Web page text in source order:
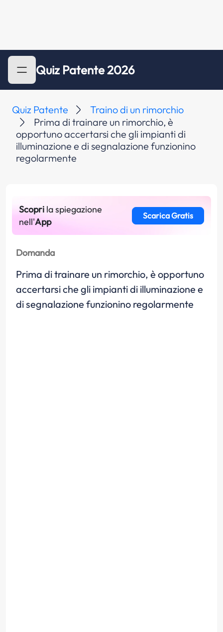
Quiz Patente 2026
Quiz Patente
Traino di un rimorchio
Prima di trainare un rimorchio, è
opportuno accertarsi che gli impianti di
illuminazione e di segnalazione funzionino
regolarmente
Scopri la spiegazione
nell'App
Scarica Gratis
Domanda
Prima di trainare un rimorchio, è opportuno
accertarsi che gli impianti di illuminazione e
di segnalazione funzionino regolarmente